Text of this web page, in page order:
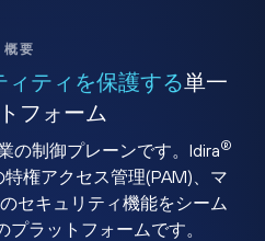
概要
ティを保護する単一
フォーム
の制御プレーンです。Idira®
権アクセス管理(PAM)、マ
セキュリティ機能をシーム
プラットフォームです。